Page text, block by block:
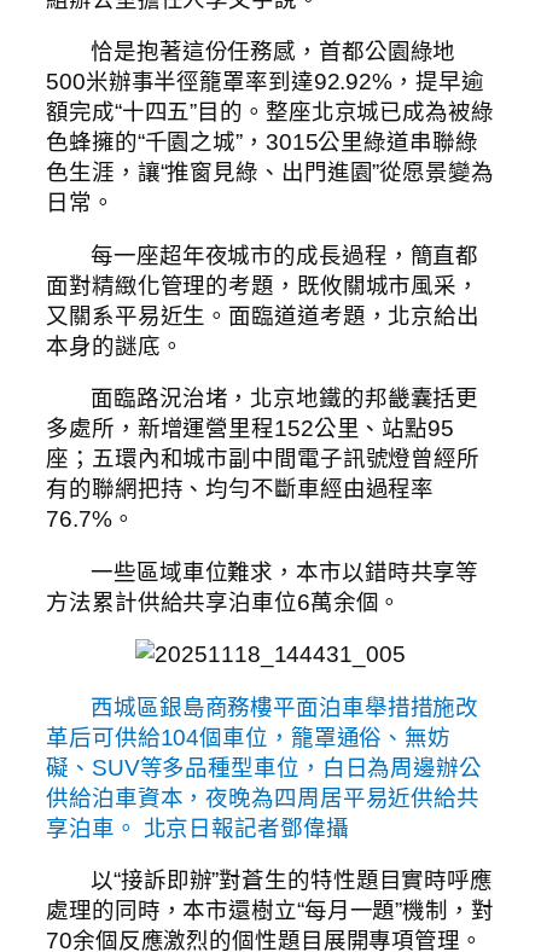
恰是抱著這份任務感，首都公園綠地
500米辦事半徑籠罩率到達92.92%，提早逾
額完成“十四五”目的。整座北京城已成為被綠
色蜂擁的“千園之城”，3015公里綠道串聯綠
色生涯，讓“推窗見綠、出門進園”從愿景變為
日常。
每一座超年夜城市的成長過程，簡直都
面對精緻化管理的考題，既攸關城市風采，
又關系平易近生。面臨道道考題，北京給出
本身的謎底。
面臨路況治堵，北京地鐵的邦畿囊括更
多處所，新增運營里程152公里、站點95
座；五環內和城市副中間電子訊號燈曾經所
有的聯網把持、均勻不斷車經由過程率
76.7%。
一些區域車位難求，本市以錯時共享等
方法累計供給共享泊車位6萬余個。
西城區銀島商務樓平面泊車舉措措施改
革后可供給104個車位，籠罩通俗、無妨
礙、SUV等多品種型車位，白日為周邊辦公
供給泊車資本，夜晚為四周居平易近供給共
享泊車。 北京日報記者鄧偉攝
以“接訴即辦”對蒼生的特性題目實時呼應
處理的同時，本市還樹立“每月一題”機制，對
70余個反應激烈的個性題目展開專項管理。